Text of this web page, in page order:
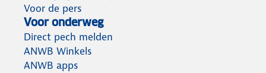
Voor de pers
Voor onderweg
Direct pech melden
ANWB Winkels
ANWB apps